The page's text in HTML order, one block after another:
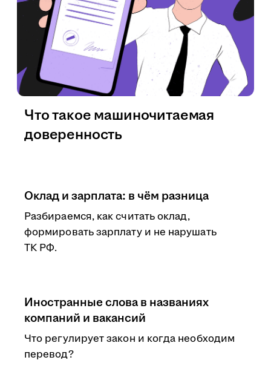
Оклад и зарплата: в чём разница
Разбираемся, как считать оклад,
формировать зарплату и не нарушать
ТК РФ.
Иностранные слова в названиях
компаний и вакансий
Что регулирует закон и когда необходим
перевод?
Что такое машиночитаемая
доверенность